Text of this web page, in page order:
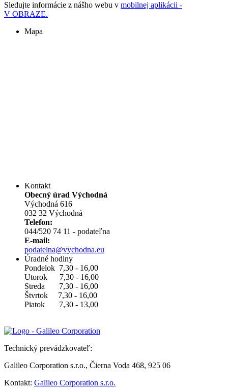
Sledujte informácie z nášho webu v mobilnej aplikácii -
V OBRAZE.
Mapa
Kontakt
Obecný úrad Východná
Východná 616
032 32 Východná
Telefon:
044/520 74 11 - podateľna
E-mail:
podatelna@vychodna.eu
Úradné hodiny
Pondelok 7,30 - 16,00
Utorok 7,30 - 16,00
Streda 7,30 - 16,00
Štvrtok 7,30 - 16,00
Piatok 7,30 - 13,00
Technický prevádzkovateľ:
Galileo Corporation s.r.o., Čierna Voda 468, 925 06
Kontakt: Galileo Corporation s.r.o.